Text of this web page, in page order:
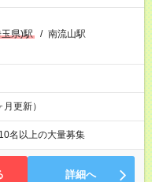
県)駅 / 南流山駅
更新）
10名以上の大量募集
詳細へ